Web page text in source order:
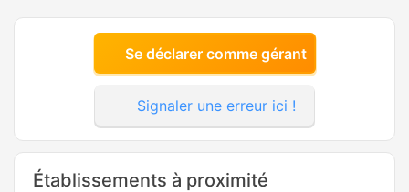
Se déclarer comme gérant
Signaler une erreur ici !
Établissements à proximité